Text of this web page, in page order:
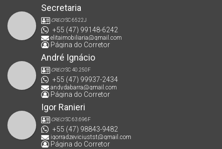
Secretaria
CRECISC 6522J
+55 (47) 99148-6242
elitaimobiliaria@gmail.com
Página do Corretor
André Ignácio
CRECISC 40.250F
+55 (47) 99937-2434
andydabarra@gmail.com
Página do Corretor
Igor Ranieri
CRECISC 63.696F
+55 (47) 98843-9482
igorradzeviciustst@gmail.com
Página do Corretor